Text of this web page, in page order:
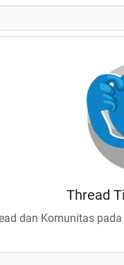
Thread
dan Komunitas